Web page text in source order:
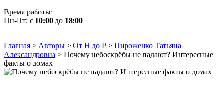
Время работы:
Пн-Пт: с 10:00 до 18:00
Главная > Авторы > От Н до Р > Пироженко Татьяна
Александровна > Почему небоскрёбы не падают? Интересные
факты о домах